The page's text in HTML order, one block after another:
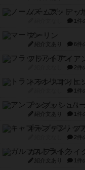
ノームズ・アッ
1件
マーリン
紹介文あり 6件
フラットアイア
2件
トランスオリエ
1件
アンブッシュ！
紹介文あり 1件
キャプテン・フ
2件
ガルフストライ
紹介文あり 1件